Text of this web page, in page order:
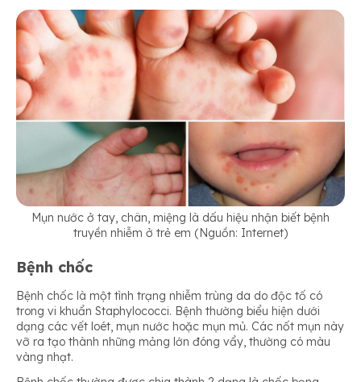
Mụn nước ở tay, chân, miệng là dấu hiệu nhận biết bệnh
truyền nhiễm ở trẻ em (Nguồn: Internet)
Bệnh chốc
Bệnh chốc là một tình trạng nhiễm trùng da do độc tố có
trong vi khuẩn Staphylococci. Bệnh thường biểu hiện dưới
dạng các vết loét, mụn nước hoặc mụn mủ. Các nốt mụn này
vỡ ra tạo thành những mảng lớn đóng vẩy, thường có màu
vàng nhạt.